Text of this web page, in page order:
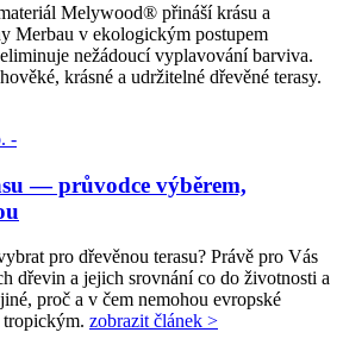
Melywood® přináší krásu a
Merbau v ekologickým postupem
nežádoucí vyplavování barviva.
krásné a udržitelné dřevěné terasy.
— průvodce výběrem,
pro dřevěnou terasu? Právě pro Vás
dřevin a jejich srovnání co do životnosti a
proč a v čem nemohou evropské
zobrazit článek >